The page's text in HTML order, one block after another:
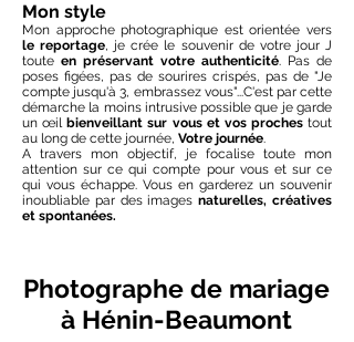
Mon style
Mon approche photographique est orientée vers
le reportage, je crée le souvenir de votre jour J
toute en préservant votre authenticité. Pas de
poses figées, pas de sourires crispés, pas de "Je
compte jusqu'à 3, embrassez vous"...C'est par cette
démarche la moins intrusive possible que je garde
un œil bienveillant sur vous et vos prochestout
au long de cette journée, Votre journée.
A travers mon objectif, je focalise toute mon
attention sur ce qui compte pour vous et sur ce
qui vous échappe. Vous en garderez un souvenir
inoubliable par des imagesnaturelles, créatives
et spontanées.
Photographe de mariage
à Hénin-Beaumont